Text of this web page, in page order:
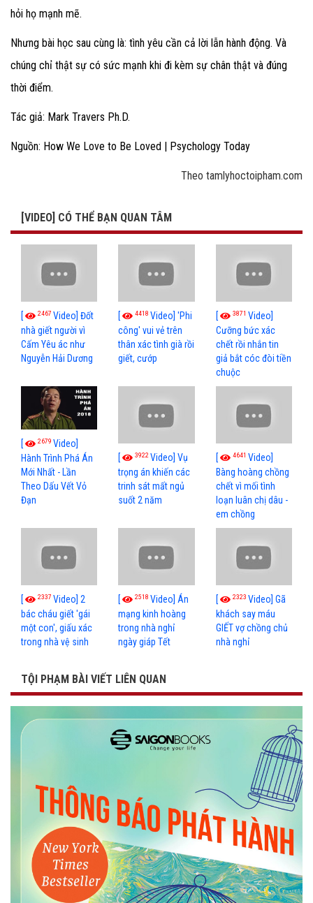
hỏi họ mạnh mẽ.
Nhưng bài học sau cùng là: tình yêu cần cả lời lẫn hành động. Và
chúng chỉ thật sự có sức mạnh khi đi kèm sự chân thật và đúng
thời điểm.
Tác giả: Mark Travers Ph.D.
Nguồn: How We Love to Be Loved | Psychology Today
Theo tamlyhoctoipham.com
[VIDEO] CÓ THỂ BẠN QUAN TÂM
[ 2467 Video] Đốt
nhà giết người vì
Cấm Yêu ác như
Nguyễn Hải Dương
[ 4418Video] 'Phi
công' vui vẻ trên
thân xác tình già rồi
giết, cướp
[ 3871 Video]
Cưỡng bức xác
chết rồi nhắn tin
giả bắt cóc đòi tiền
chuộc
[ 2679 Video]
Hành Trình Phá Án
Mới Nhất - Lần
Theo Dấu Vết Vỏ
Đạn
[ 3922Video] Vụ
trọng án khiến các
trinh sát mất ngủ
suốt 2 năm
[ 4641 Video]
Bàng hoàng chồng
chết vì mối tình
loạn luân chị dâu -
em chồng
[ 2337 Video] 2
bác cháu giết 'gái
một con', giấu xác
trong nhà vệ sinh
[ 2518Video] Án
mạng kinh hoàng
trong nhà nghỉ
ngày giáp Tết
[ 2323 Video] Gã
khách say máu
GIẾT vợ chồng chủ
nhà nghỉ
TỘI PHẠM BÀI VIẾT LIÊN QUAN